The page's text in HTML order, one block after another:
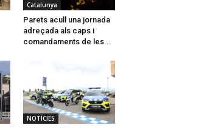
Catalunya
Parets acull una jornada
adreçada als caps i
comandaments de les...
NOTÍCIES